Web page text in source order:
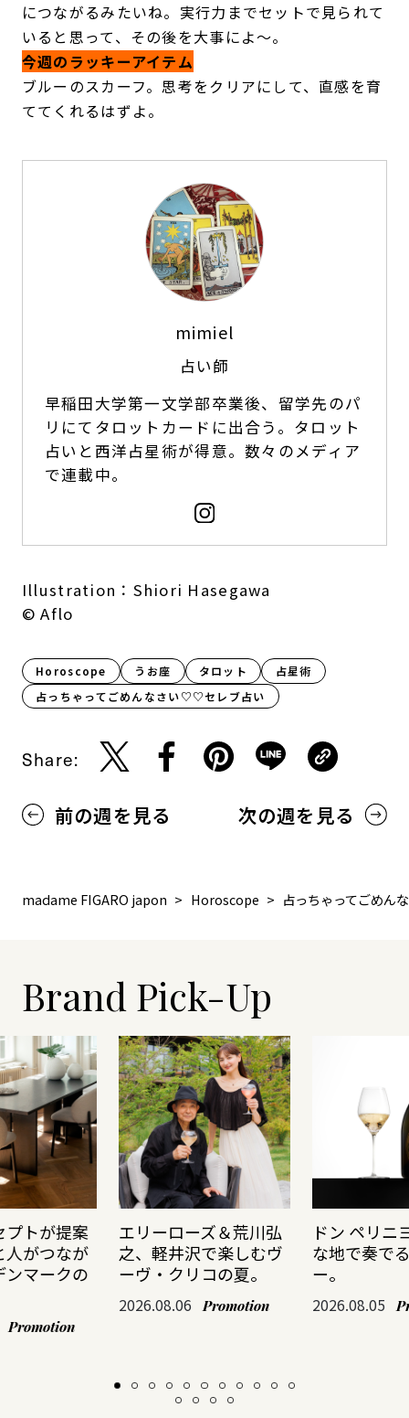
につながるみたいね。実行力までセットで見られて
いると思って、その後を大事によ～。
今週のラッキーアイテム
ブルーのスカーフ。思考をクリアにして、直感を育
ててくれるはずよ。
mimiel
占い師
早稲田大学第一文学部卒業後、留学先のパ
リにてタロットカードに出合う。タロット
占いと西洋占星術が得意。数々のメディア
で連載中。
Illustration：Shiori Hasegawa
©︎ Aflo
Horoscope うお座 タロット
占星術
占っちゃってごめんなさい♡♡セレブ占い
Share:
前の週を見る 次の週を見る
madame FIGARO japon Horoscope 占っちゃってごめ
Brand Pick-Up
プトが提案
人がつなが
ンマークの
Promotion
エリーローズ＆荒川弘
之、軽井沢で楽しむヴ
ーヴ・クリコの夏。
2026.08.06 Promotion
ドン ペリニ
な地で奏で
ー。
2026.08.05